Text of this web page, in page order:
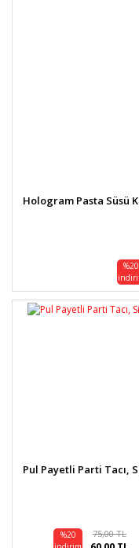
Hologram Pasta Süsü
%20
Pul Payetli Parti Tacı,
%20
75,00 TL